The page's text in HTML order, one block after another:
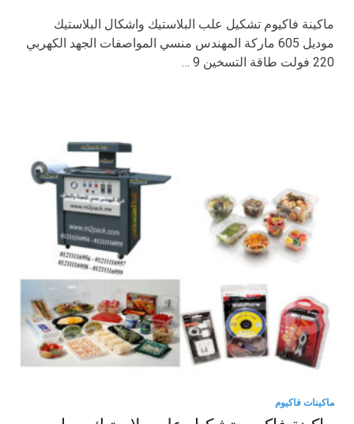
ماكينة فاكيوم تشكيل علب البلاستيك واشكال البلاستيك
موديل 605 ماركة المهندس منسي المواصفات الجهد الكهربي
220 فولت طاقة التسخين 9 …
ماكينات فاكيوم